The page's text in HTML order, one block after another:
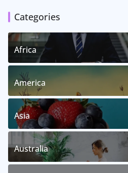
Categories
Africa
America
Asia
Australia